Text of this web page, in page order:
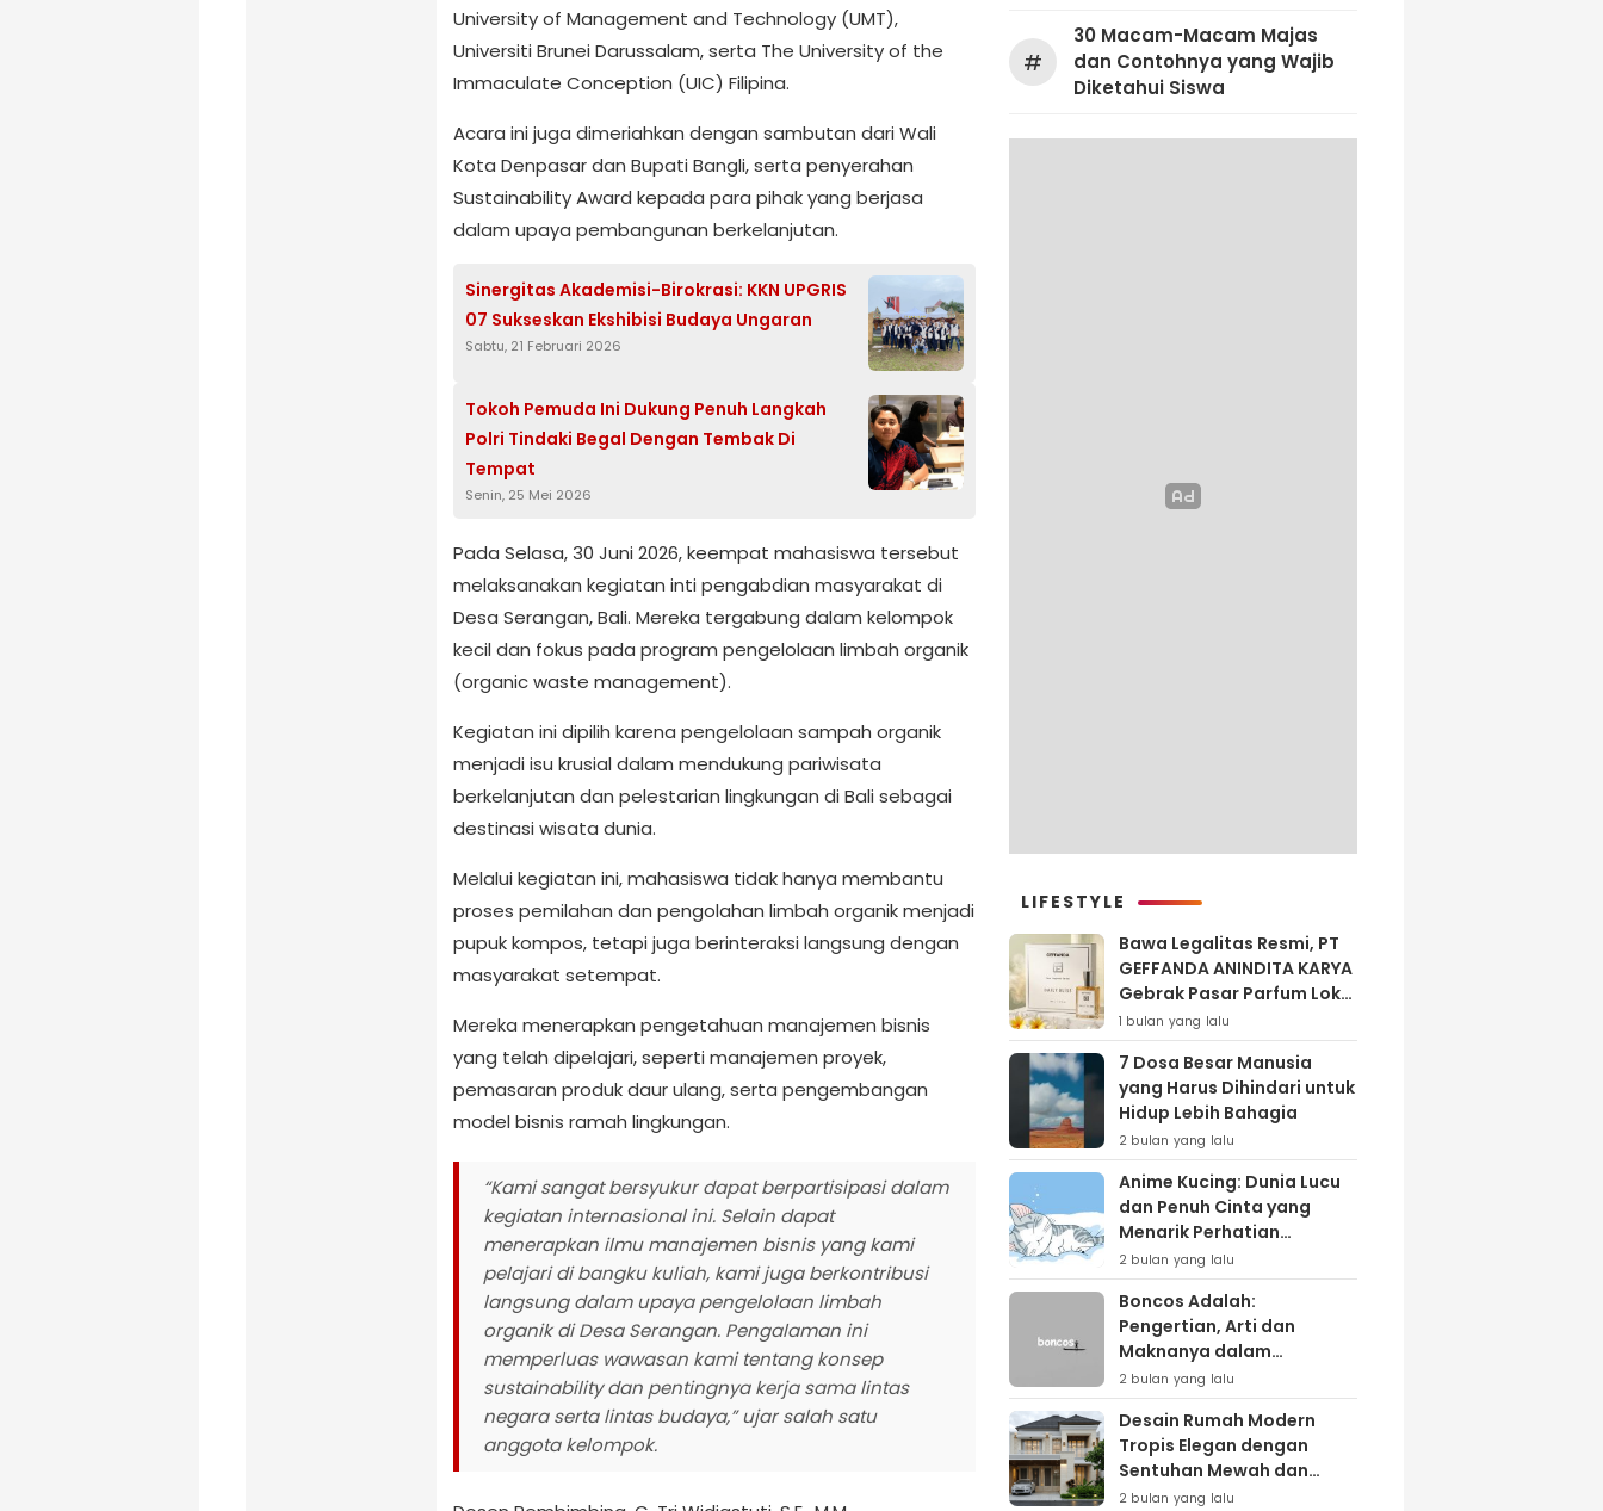
University of Management and Technology (UMT),
Universiti Brunei Darussalam, serta The University of the
Immaculate Conception (UIC) Filipina.
Acara ini juga dimeriahkan dengan sambutan dari Wali
Kota Denpasar dan Bupati Bangli, serta penyerahan
Sustainability Award kepada para pihak yang berjasa
dalam upaya pembangunan berkelanjutan.
Sinergitas Akademisi-Birokrasi: KKN UPGRIS
07 Sukseskan Ekshibisi Budaya Ungaran
Sabtu, 21 Februari 2026
Tokoh Pemuda Ini Dukung Penuh Langkah
Polri Tindaki Begal Dengan Tembak Di
Tempat
Senin, 25 Mei 2026
Pada Selasa, 30 Juni 2026, keempat mahasiswa tersebut
melaksanakan kegiatan inti pengabdian masyarakat di
Desa Serangan, Bali. Mereka tergabung dalam kelompok
kecil dan fokus pada program pengelolaan limbah organik
(organic waste management).
Kegiatan ini dipilih karena pengelolaan sampah organik
menjadi isu krusial dalam mendukung pariwisata
berkelanjutan dan pelestarian lingkungan di Bali sebagai
destinasi wisata dunia.
Melalui kegiatan ini, mahasiswa tidak hanya membantu
proses pemilahan dan pengolahan limbah organik menjadi
pupuk kompos, tetapi juga berinteraksi langsung dengan
masyarakat setempat.
Mereka menerapkan pengetahuan manajemen bisnis
yang telah dipelajari, seperti manajemen proyek,
pemasaran produk daur ulang, serta pengembangan
model bisnis ramah lingkungan.
“Kami sangat bersyukur dapat berpartisipasi dalam
kegiatan internasional ini. Selain dapat
menerapkan ilmu manajemen bisnis yang kami
pelajari di bangku kuliah, kami juga berkontribusi
langsung dalam upaya pengelolaan limbah
organik di Desa Serangan. Pengalaman ini
memperluas wawasan kami tentang konsep
sustainability dan pentingnya kerja sama lintas
negara serta lintas budaya,” ujar salah satu
anggota kelompok.
Dengan Literasi Keuangan
Sejak Dini
#
30 Macam-Macam Majas
dan Contohnya yang Wajib
Diketahui Siswa
LIFESTYLE
Bawa Legalitas Resmi, PT
GEFFANDA ANINDITA KARYA
Gebrak Pasar Parfum Lokal
Lewat Varian ‘Daily Bliss’
1 bulan yang lalu
7 Dosa Besar Manusia
yang Harus Dihindari untuk
Hidup Lebih Bahagia
2 bulan yang lalu
Anime Kucing: Dunia Lucu
dan Penuh Cinta yang
Menarik Perhatian
Penggemar
2 bulan yang lalu
Boncos Adalah:
Pengertian, Arti dan
Maknanya dalam
Kehidupan Sehari-hari
2 bulan yang lalu
Desain Rumah Modern
Tropis Elegan dengan
Sentuhan Mewah dan
Natural
2 bulan yang lalu